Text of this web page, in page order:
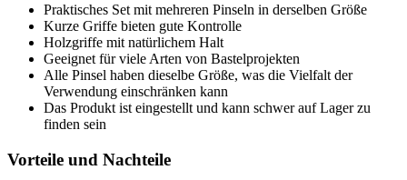
Praktisches Set mit mehreren Pinseln in derselben Größe
Kurze Griffe bieten gute Kontrolle
Holzgriffe mit natürlichem Halt
Geeignet für viele Arten von Bastelprojekten
Alle Pinsel haben dieselbe Größe, was die Vielfalt der
Verwendung einschränken kann
Das Produkt ist eingestellt und kann schwer auf Lager zu
finden sein
Vorteile und Nachteile